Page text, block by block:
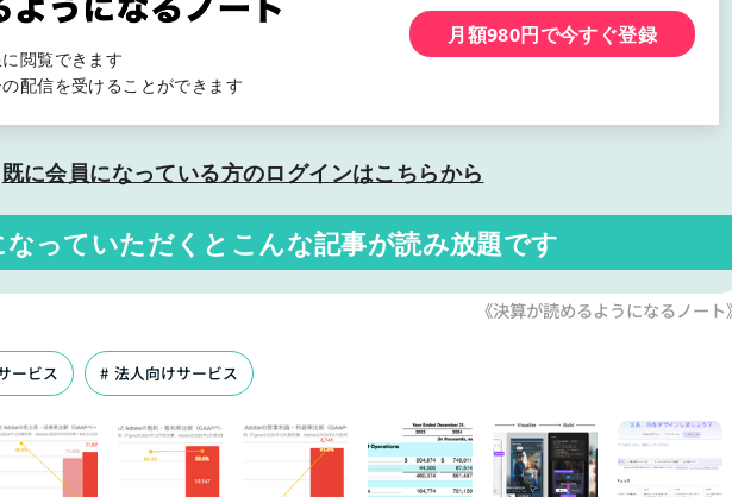
閲覧できます
配信を受けることができます
月額980円で今すぐ登録
既に会員になっている方のログインはこちらから
なっていただくと こんな記事が読み放題です
《決算が読めるようになるノート
ービス 法人向けサービス